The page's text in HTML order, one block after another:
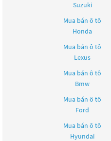
Suzuki
Mua bán ô tô
Honda
Mua bán ô tô
Lexus
Mua bán ô tô
Bmw
Mua bán ô tô
Ford
Mua bán ô tô
Hyundai